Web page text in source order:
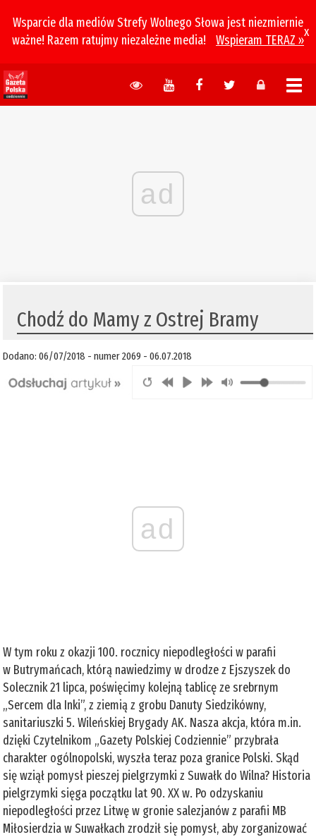
Wsparcie dla mediów Strefy Wolnego Słowa jest niezmiernie
ważne! Razem ratujmy niezależne media!
Wspieram TERAZ »
x
ad
Chodź do Mamy z Ostrej Bramy
Dodano: 06/07/2018 - numer 2069 - 06.07.2018
ad
W tym roku z okazji 100. rocznicy niepodległości w parafii
w Butrymańcach, którą nawiedzimy w drodze z Ejszyszek do
Solecznik 21 lipca, poświęcimy kolejną tablicę ze srebrnym
„Sercem dla Inki”, z ziemią z grobu Danuty Siedzikówny,
sanitariuszki 5. Wileńskiej Brygady AK. Nasza akcja, która m.in.
dzięki Czytelnikom „Gazety Polskiej Codziennie” przybrała
charakter ogólnopolski, wyszła teraz poza granice Polski. Skąd
się wziął pomysł pieszej pielgrzymki z Suwałk do Wilna? Historia
pielgrzymki sięga początku lat 90. XX w. Po odzyskaniu
niepodległości przez Litwę w gronie salezjanów z parafii MB
Miłosierdzia w Suwałkach zrodził się pomysł, aby zorganizować